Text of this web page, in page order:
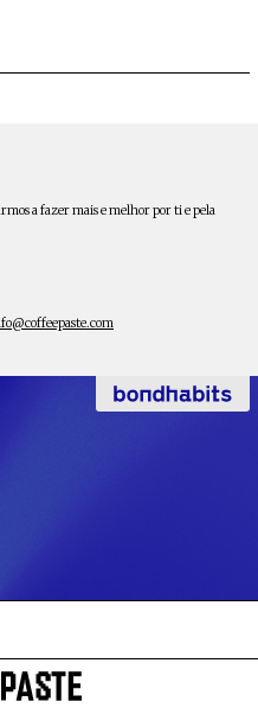
e ajuda-nos a chegar mais longe.
Apoiar
a fazer mais e melhor por ti e pela